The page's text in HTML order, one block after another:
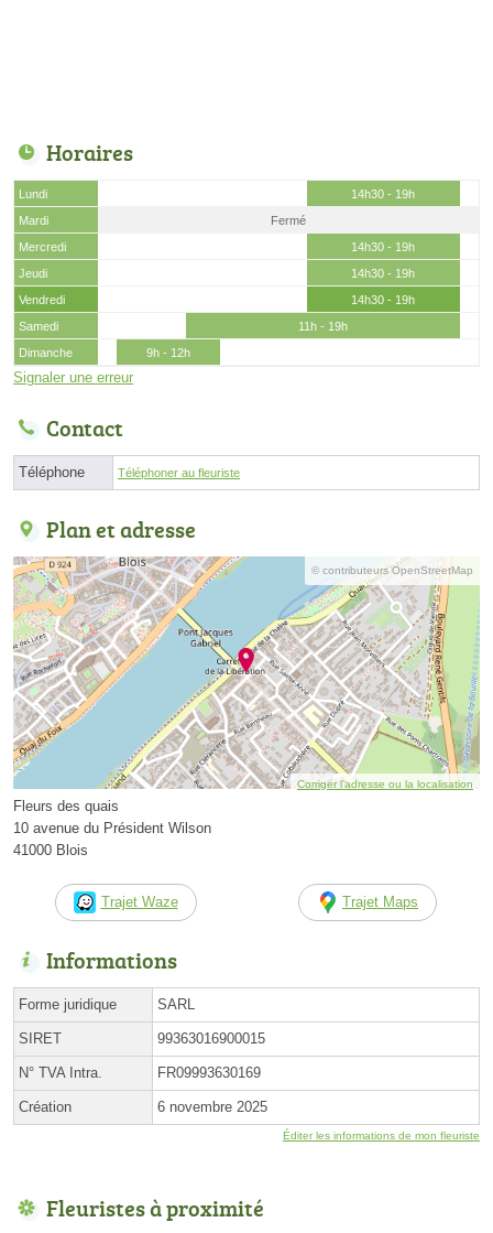
Horaires
Lundi
14h30 - 19h
Mardi
Fermé
Mercredi
14h30 - 19h
Jeudi
14h30 - 19h
Vendredi
14h30 - 19h
Samedi
11h - 19h
Dimanche
9h - 12h
Signaler une erreur
Contact
Téléphone Téléphoner au fleuriste
Plan et adresse
© contributeurs OpenStreetMap
Corriger l’adresse ou la localisation
Fleurs des quais
10 avenue du Président Wilson
41000 Blois
Trajet Waze Trajet Maps
Informations
Forme juridique SARL
SIRET 99363016900015
N° TVA Intra. FR09993630169
Création 6 novembre 2025
Éditer les informations de mon fleuriste
Fleuristes à proximité